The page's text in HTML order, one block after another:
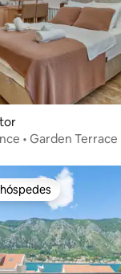
• Garden Terrace
preferidos dos